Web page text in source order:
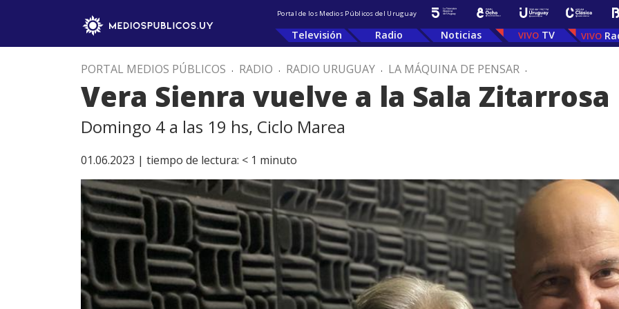
Portal de los Medios Públicos del Uruguay
Televisión Radio Noticias TV
PORTAL MEDIOS PÚBLICOS . RADIO . RADIO URUGUAY . LA MÁQUINA DE PENSAR .
Vera Sienra vuelve a la Sala Zitarrosa
Domingo 4 a las 19 hs, Ciclo Marea
01.06.2023 | tiempo de lectura: < 1 minuto